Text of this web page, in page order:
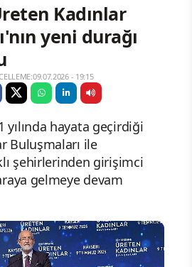
Kadınlar
yeni durağı
- 19:15
yılında hayata geçirdiği
Buluşmaları ile
şehirlerinden girişimci
gelmeye devam